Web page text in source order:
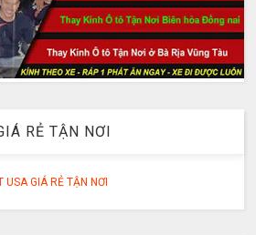
RẺ TẬN NƠI
USA GIÁ RẺ TẬN NƠI